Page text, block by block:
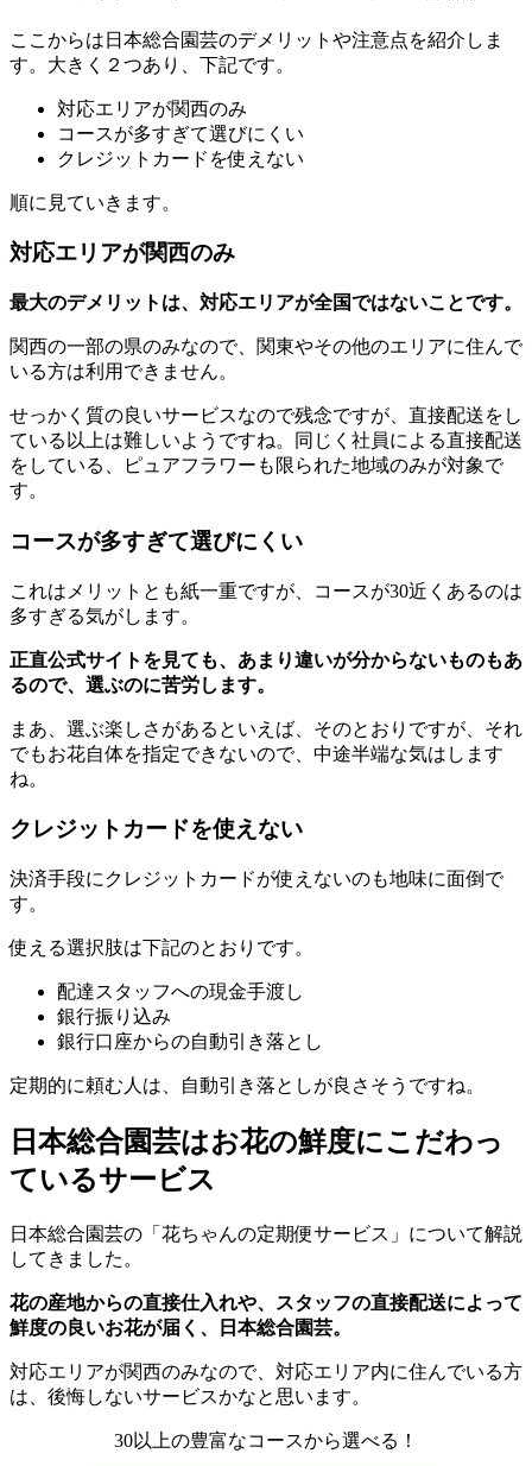
ここからは日本総合園芸のデメリットや注意点を紹介しま
す。大きく２つあり、下記です。
対応エリアが関西のみ
コースが多すぎて選びにくい
クレジットカードを使えない
順に見ていきます。
対応エリアが関西のみ
最大のデメリットは、対応エリアが全国ではないことです。
関西の一部の県のみなので、関東やその他のエリアに住んで
いる方は利用できません。
せっかく質の良いサービスなので残念ですが、直接配送をし
ている以上は難しいようですね。同じく社員による直接配送
をしている、ピュアフラワーも限られた地域のみが対象で
す。
コースが多すぎて選びにくい
これはメリットとも紙一重ですが、コースが30近くあるのは
多すぎる気がします。
正直公式サイトを見ても、あまり違いが分からないものもあ
るので、選ぶのに苦労します。
まあ、選ぶ楽しさがあるといえば、そのとおりですが、それ
でもお花自体を指定できないので、中途半端な気はします
ね。
クレジットカードを使えない
決済手段にクレジットカードが使えないのも地味に面倒で
す。
使える選択肢は下記のとおりです。
配達スタッフへの現金手渡し
銀行振り込み
銀行口座からの自動引き落とし
定期的に頼む人は、自動引き落としが良さそうですね。
日本総合園芸はお花の鮮度にこだわっ
ているサービス
日本総合園芸の「花ちゃんの定期便サービス」について解説
してきました。
花の産地からの直接仕入れや、スタッフの直接配送によって
鮮度の良いお花が届く、日本総合園芸。
対応エリアが関西のみなので、対応エリア内に住んでいる方
は、後悔しないサービスかなと思います。
30以上の豊富なコースから選べる！